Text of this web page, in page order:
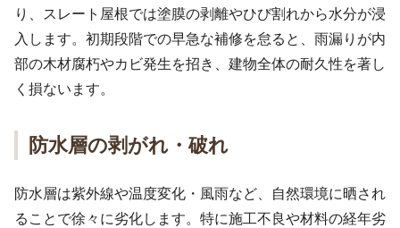
り、スレート屋根では塗膜の剥離やひび割れから水分が浸
入します。初期段階での早急な補修を怠ると、雨漏りが内
部の木材腐朽やカビ発生を招き、建物全体の耐久性を著し
く損ないます。
防水層の剥がれ・破れ
防水層は紫外線や温度変化・風雨など、自然環境に晒され
ることで徐々に劣化します。特に施工不良や材料の経年劣